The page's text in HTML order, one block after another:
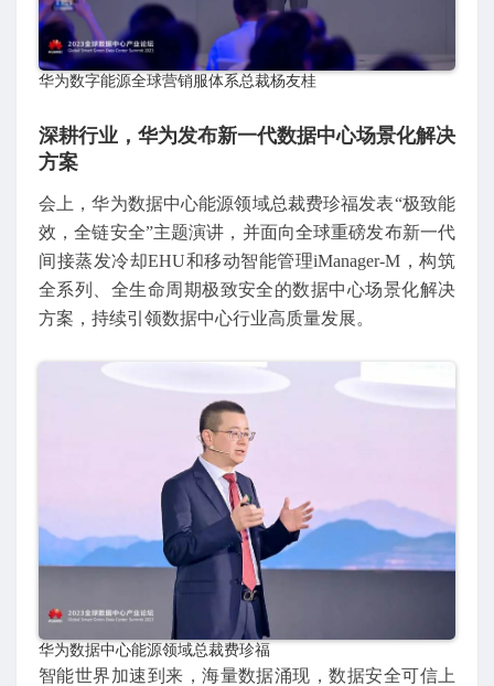
华为数字能源全球营销服体系总裁杨友桂
深耕行业，华为发布新一代数据中心场景化解决
方案
会上，华为数据中心能源领域总裁费珍福发表“极致能
效，全链安全”主题演讲，并面向全球重磅发布新一代
间接蒸发冷却EHU和移动智能管理iManager-M，构筑
全系列、全生命周期极致安全的数据中心场景化解决
方案，持续引领数据中心行业高质量发展。
华为数据中心能源领域总裁费珍福
智能世界加速到来，海量数据涌现，数据安全可信上